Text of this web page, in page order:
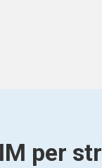
per